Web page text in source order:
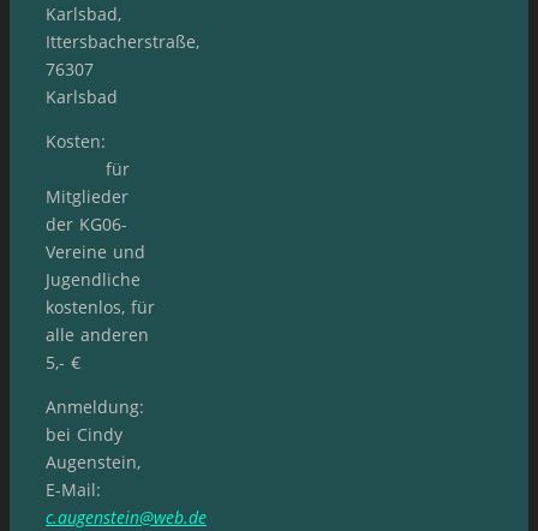
Karlsbad,
Ittersbacherstraße,
76307
Karlsbad
Kosten:
für
Mitglieder
der KG06-
Vereine und
Jugendliche
kostenlos, für
alle anderen
5,- €
Anmeldung:
bei Cindy
Augenstein,
E-Mail:
c.augenstein@web.de